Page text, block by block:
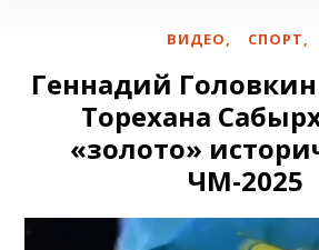
ВИДЕО, СПОРТ,
Геннадий
Торехана
«золото»
ЧМ-2025